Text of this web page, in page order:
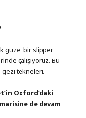
güzel bir slipper
çalışıyoruz. Bu
gezi tekneleri.
Oxford’daki
de devam